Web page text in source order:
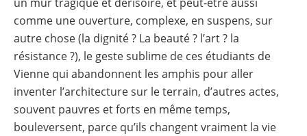
comme une ouverture, complexe, en suspens, sur
autre chose (la dignité ? La beauté ? l’art ? la
résistance ?), le geste sublime de ces étudiants de
Vienne qui abandonnent les amphis pour aller
inventer l’architecture sur le terrain, d’autres actes,
souvent pauvres et forts en même temps,
bouleversent, parce qu’ils changent vraiment la vie